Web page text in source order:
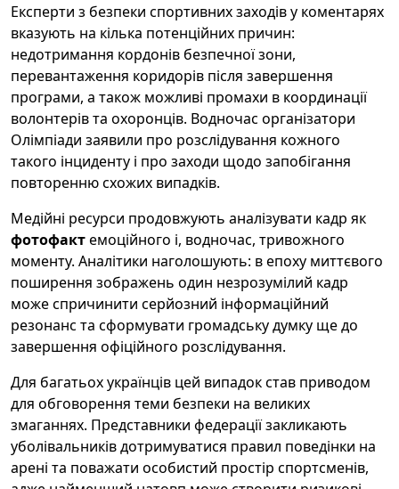
Експерти з безпеки спортивних заходів у коментарях
вказують на кілька потенційних причин:
недотримання кордонів безпечної зони,
перевантаження коридорів після завершення
програми, а також можливі промахи в координації
волонтерів та охоронців. Водночас організатори
Олімпіади заявили про розслідування кожного
такого інциденту і про заходи щодо запобігання
повторенню схожих випадків.
Медійні ресурси продовжують аналізувати кадр як
фотофактемоційного і, водночас, тривожного
моменту. Аналітики наголошують: в епоху миттєвого
поширення зображень один незрозумілий кадр
може спричинити серйозний інформаційний
резонанс та сформувати громадську думку ще до
завершення офіційного розслідування.
Для багатьох українців цей випадок став приводом
для обговорення теми безпеки на великих
змаганнях. Представники федерації закликають
уболівальників дотримуватися правил поведінки на
арені та поважати особистий простір спортсменів,